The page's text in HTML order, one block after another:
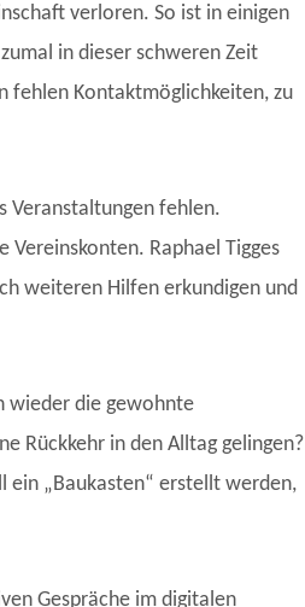
verloren. So ist in einigen
in dieser schweren Zeit
fehlen Kontaktmöglichkeiten, zu
Veranstaltungen fehlen.
Raphael Tigges
weiteren Hilfen erkundigen und
wieder die gewohnte
Rückkehr in den Alltag gelingen?
ein „Baukasten“ erstellt werden,
Gespräche im digitalen